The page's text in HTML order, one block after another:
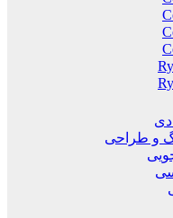
و طراحی